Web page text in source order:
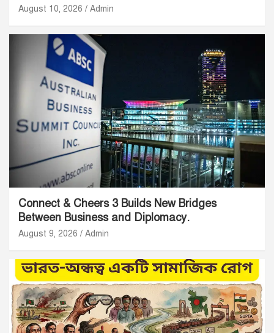
August 10, 2026 Admin
Connect & Cheers 3 Builds New Bridges
Between Business and Diplomacy.
August 9, 2026 Admin